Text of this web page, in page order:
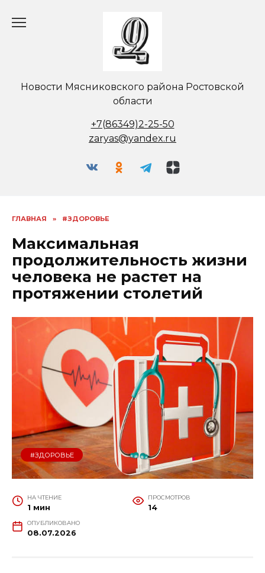
Новости Мясниковского района Ростовской
области
+7(86349)2-25-50
zaryas@yandex.ru
ГЛАВНАЯ » #ЗДОРОВЬЕ
Максимальная
продолжительность жизни
человека не растет на
протяжении столетий
#ЗДОРОВЬЕ
НА ЧТЕНИЕ
1 мин
ПРОСМОТРОВ
14
ОПУБЛИКОВАНО
08.07.2026